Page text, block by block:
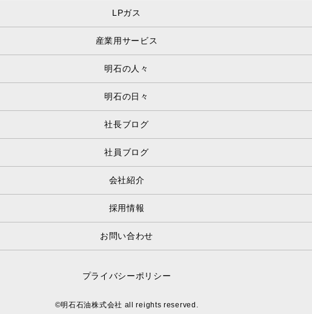
LPガス
産業用サービス
明石の人々
明石の日々
社長ブログ
社員ブログ
会社紹介
採用情報
お問い合わせ
プライバシーポリシー
©明石石油株式会社 all reights reserved.